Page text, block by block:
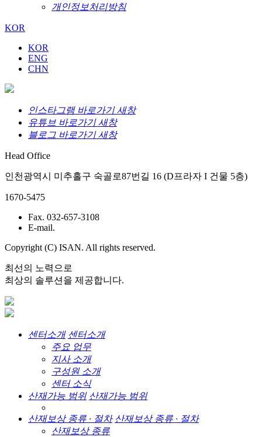
개인정보처리방침
KOR
KOR
ENG
CHN
인스타그램 바로가기 새창
유튜브 바로가기 새창
블로그 바로가기 새창
Head Office
인천광역시 미추홀구 숙골로87번길 16 (D프라자 I 건물 5층)
1670-5475
Fax. 032-657-3108
E-mail.
Copyright (C) ISAN. All rights reserved.
최선의 노력으로
최상의 솔루션을 제공합니다.
센터소개 센터소개
주요 업무
지사 소개
구성원 소개
센터 소식
산재가능 범위 산재가능 범위
산재보상 종류 · 절차 산재보상 종류 · 절차
산재보상 종류